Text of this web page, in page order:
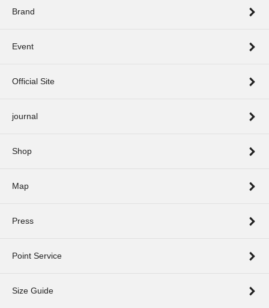
Brand
Event
Official Site
journal
Shop
Map
Press
Point Service
Size Guide